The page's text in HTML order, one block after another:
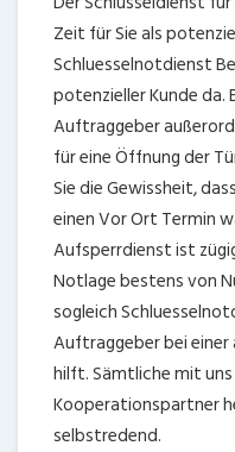
Zeit für Sie als
Schluesselnotdienst
potenzieller Kunde da.
Auftraggeber
für eine Öffnung der
Sie die Gewissheit,
einen Vor Ort Termin
Aufsperrdienst ist
Notlage bestens von
sogleich
Auftraggeber bei einer
hilft. Sämtliche mit
Kooperationspartner
selbstredend.